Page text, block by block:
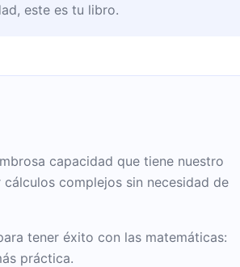
este es tu libro.
capacidad que tiene nuestro
complejos sin necesidad de
tener éxito con las matemáticas:
práctica.